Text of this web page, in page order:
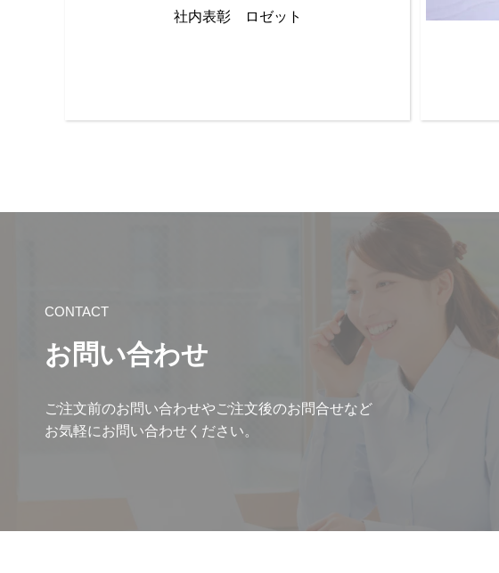
社内表彰 ロゼット
CONTACT
お問い合わせ
ご注文前のお問い合わせやご注文後のお問合せなど
お気軽にお問い合わせください。